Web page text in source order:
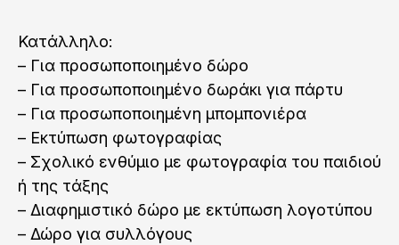
Κατάλληλο:
– Για προσωποποιημένο δώρο
– Για προσωποποιημένο δωράκι για πάρτυ
– Για προσωποποιημένη μπομπονιέρα
– Εκτύπωση φωτογραφίας
– Σχολικό ενθύμιο με φωτογραφία του παιδιού
ή της τάξης
– Διαφημιστικό δώρο με εκτύπωση λογοτύπου
– Δώρο για συλλόγους